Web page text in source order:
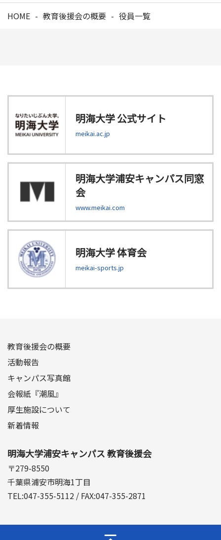
HOME 教育後援会の概要 役員一覧
明海大学 公式サイト
meikai.ac.jp
明海大学浦安キャンパス同窓
会
www.meikai.com
明海大学 体育会
meikai-sports.jp
明海大学浦安キャンパス 教育後援会
〒279-8550
千葉県浦安市明海1丁目
TEL:047-355-5112 / FAX:047-355-2871
教育後援会の概要
活動報告
キャンパス写真館
会報紙『潮風』
厚生施設について
新着情報